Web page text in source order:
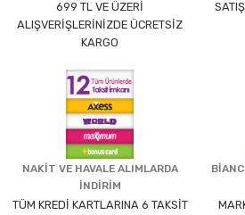
699 TL VE ÜZERİ
ALIŞVERİŞLERİNİZDE ÜCRETSİZ
KARGO
NAKİT VE HAVALE ALIMLARDA
İNDİRİM
TÜM KREDİ KARTLARINA 6 TAKSİT